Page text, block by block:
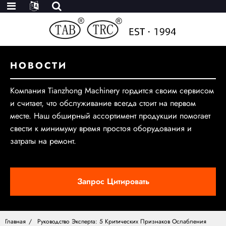
НОВОСТИ
Компания Tianzhong Machinery гордится своим сервисом
и считает, что обслуживание всегда стоит на первом
месте. Наш обширный ассортимент продукции помогает
свести к минимуму время простоя оборудования и
затраты на ремонт.
Запрос Цитировать
Главная
Руководство Эксперта: 5 Критических Признаков Ослабления